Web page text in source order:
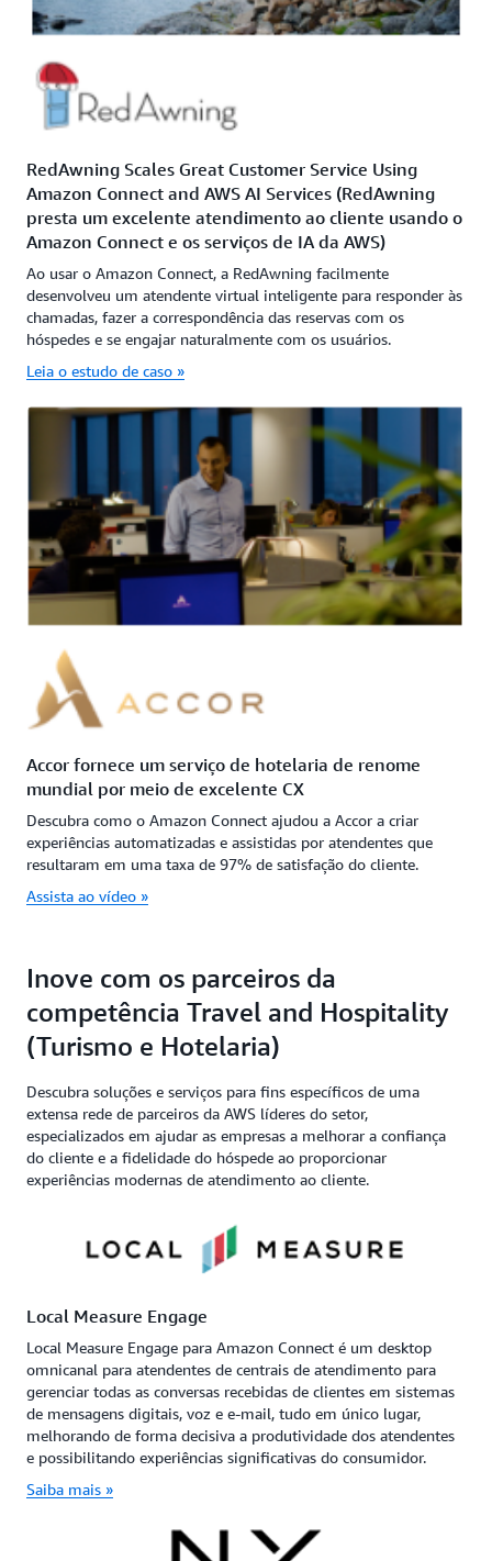
RedAwning Scales Great Customer Service Using
Amazon Connect and AWS AI Services (RedAwning
presta um excelente atendimento ao cliente usando o
Amazon Connect e os serviços de IA da AWS)
Ao usar o Amazon Connect, a RedAwning facilmente
desenvolveu um atendente virtual inteligente para responder às
chamadas, fazer a correspondência das reservas com os
hóspedes e se engajar naturalmente com os usuários.
Leia o estudo de caso »
Accor fornece um serviço de hotelaria de renome
mundial por meio de excelente CX
Descubra como o Amazon Connect ajudou a Accor a criar
experiências automatizadas e assistidas por atendentes que
resultaram em uma taxa de 97% de satisfação do cliente.
Assista ao vídeo »
Inove com os parceiros da
competência Travel and Hospitality
(Turismo e Hotelaria)
Descubra soluções e serviços para fins específicos de uma
extensa rede de parceiros da AWS líderes do setor,
especializados em ajudar as empresas a melhorar a confiança
do cliente e a fidelidade do hóspede ao proporcionar
experiências modernas de atendimento ao cliente.
Local Measure Engage
Local Measure Engage para Amazon Connect é um desktop
omnicanal para atendentes de centrais de atendimento para
gerenciar todas as conversas recebidas de clientes em sistemas
de mensagens digitais, voz e e-mail, tudo em único lugar,
melhorando de forma decisiva a produtividade dos atendentes
e possibilitando experiências significativas do consumidor.
Saiba mais »